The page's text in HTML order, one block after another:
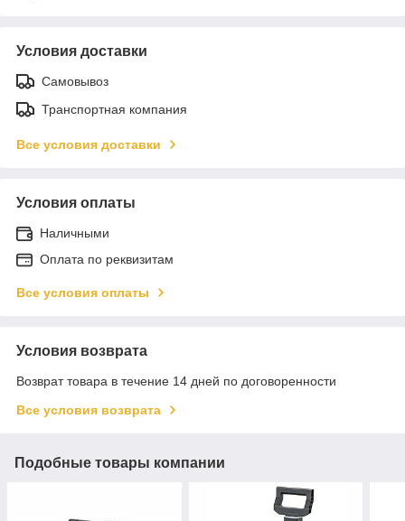
Условия доставки
Самовывоз
Транспортная компания
Все условия доставки
Условия оплаты
Наличными
Оплата по реквизитам
Все условия оплаты
Условия возврата
Возврат товара в течение 14 дней по договоренности
Все условия возврата
Подобные товары компании